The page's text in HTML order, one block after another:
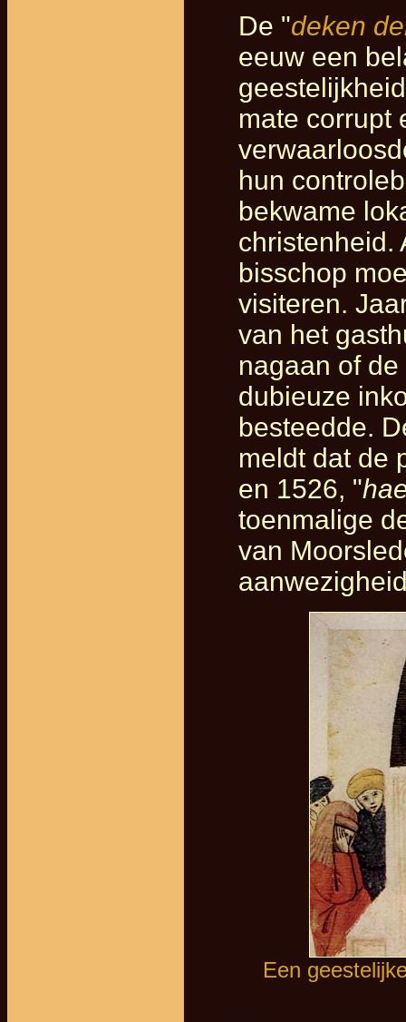
De "deken
eeuw een
mate corrupt
hun
bekwame
christenheid.
bisschop
visiteren.
van het
nagaan of
dubieuze
besteedde.
meldt dat de
en 1526, "
toenmalige
van
Een